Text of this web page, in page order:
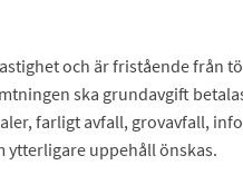
och är fristående från
ska grundavgift
farligt avfall, grovavfall,
ytterligare uppehåll önskas.